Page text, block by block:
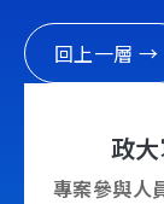
架設流程
執行報告 / 策略解
回上一層 →
政
專案參與人